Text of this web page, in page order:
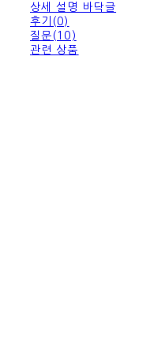
상세 설명 바닥글
후기(0)
질문(10)
관련 상품